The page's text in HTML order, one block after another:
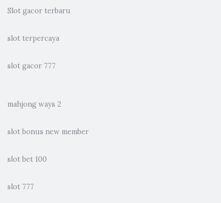
Slot gacor terbaru
slot terpercaya
slot gacor 777
mahjong ways 2
slot bonus new member
slot bet 100
slot 777